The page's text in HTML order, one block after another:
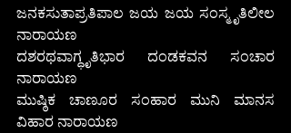
ಜನಕಸುತಾಪ್ರತಿಪಾಲ ಜಯ ಜಯ ಸಂಸ್ಮೃತಿಲೀಲ
ನಾರಾಯಣ
ದಶರಥವಾಗ್ಧೃತಿಭಾರ ದಂಡಕವನ ಸಂಚಾರ
ನಾರಾಯಣ
ಮುಷ್ಠಿಕ ಚಾಣೂರ ಸಂಹಾರ ಮುನಿ ಮಾನಸ
ವಿಹಾರ ನಾರಾಯಣ